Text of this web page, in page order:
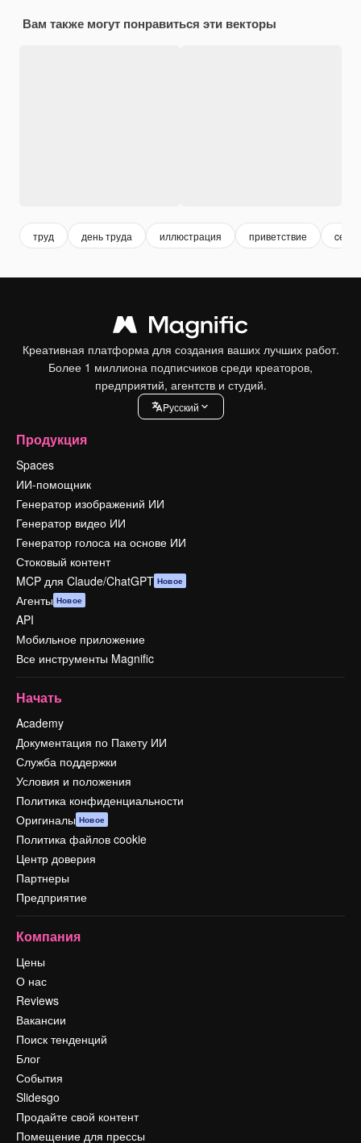
Вам также могут понравиться эти векторы
труд день труда иллюстрация приветствие
Креативная платформа для создания ваших лучших работ.
Более 1 миллиона подписчиков среди креаторов,
предприятий, агентств и студий.
Pусский
Продукция
Spaces
ИИ-помощник
Генератор изображений ИИ
Генератор видео ИИ
Генератор голоса на основе ИИ
Стоковый контент
MCP для Claude/ChatGPT Новое
Агенты Новое
API
Мобильное приложение
Все инструменты Magnific
Начать
Academy
Документация по Пакету ИИ
Служба поддержки
Условия и положения
Политика конфиденциальности
Оригиналы Новое
Политика файлов cookie
Центр доверия
Партнеры
Предприятие
Компания
Цены
О нас
Reviews
Вакансии
Поиск тенденций
Блог
События
Slidesgo
Продайте свой контент
Помещение для прессы